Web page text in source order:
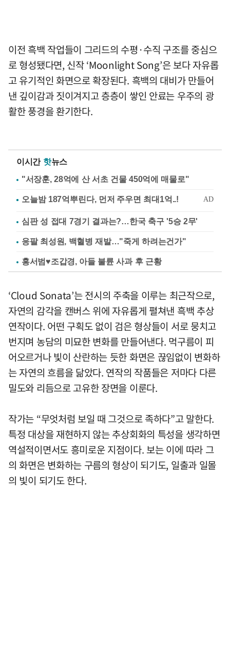
이전 흑백 작업들이 그리드의 수평·수직 구조를 중심으
로 형성됐다면, 신작 ‘Moonlight Song’은 보다 자유롭
고 유기적인 화면으로 확장된다. 흑백의 대비가 만들어
낸 깊이감과 짓이겨지고 층층이 쌓인 안료는 우주의 광
활한 풍경을 환기한다.
이시간 핫뉴스
"서장훈, 28억에 산 서초 건물 450억에 매물로"
심판 성 접대 7경기 결과는?…한국 축구 '5승 2무'
응팔 최성원, 백혈병 재발…"죽게 하려는건가"
홍서범♥조갑경, 아들 불륜 사과 후 근황
‘Cloud Sonata’는 전시의 주축을 이루는 최근작으로,
자연의 감각을 캔버스 위에 자유롭게 펼쳐낸 흑백 추상
연작이다. 어떤 구획도 없이 검은 형상들이 서로 뭉치고
번지며 농담의 미묘한 변화를 만들어낸다. 먹구름이 피
어오르거나 빛이 산란하는 듯한 화면은 끊임없이 변화하
는 자연의 흐름을 닮았다. 연작의 작품들은 저마다 다른
밀도와 리듬으로 고유한 장면을 이룬다.
작가는 “무엇처럼 보일 때 그것으로 족하다”고 말한다.
특정 대상을 재현하지 않는 추상회화의 특성을 생각하면
역설적이면서도 흥미로운 지점이다. 보는 이에 따라 그
의 화면은 변화하는 구름의 형상이 되기도, 일출과 일몰
의 빛이 되기도 한다.